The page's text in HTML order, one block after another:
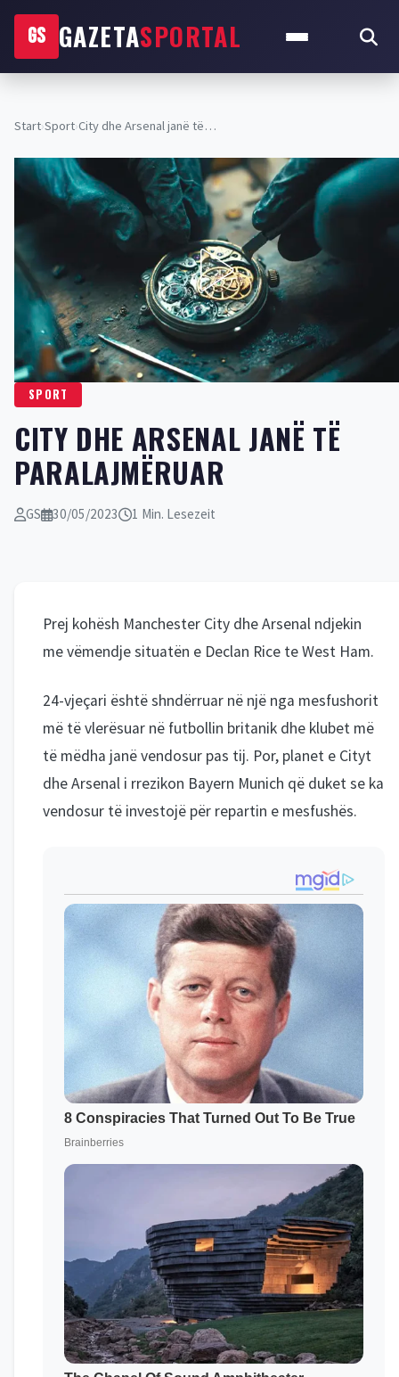
GS GAZETASPORTAL
Start›Sport›City dhe Arsenal janë të…
SPORT
CITY DHE ARSENAL JANË TË
PARALAJMËRUAR
GS 30/05/2023 1 Min. Lesezeit
Prej kohësh Manchester City dhe Arsenal ndjekin
me vëmendje situatën e Declan Rice te West Ham.
24-vjeçari është shndërruar në një nga mesfushorit
më të vlerësuar në futbollin britanik dhe klubet më
të mëdha janë vendosur pas tij. Por, planet e Cityt
dhe Arsenal i rrezikon Bayern Munich që duket se ka
vendosur të investojë për repartin e mesfushës.